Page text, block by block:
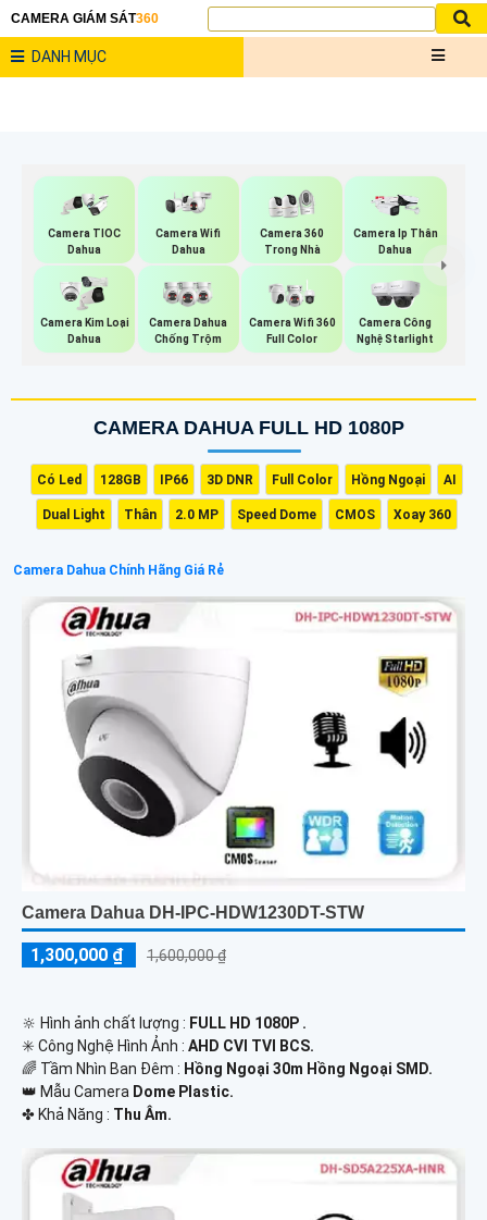
CAMERA GIÁM SÁT360
DANH MỤC
Camera TIOC
Dahua
Camera Wifi
Dahua
Camera 360
Trong Nhà
Camera Ip Thân
Dahua
Camera Kim Loại
Dahua
Camera Dahua
Chống Trộm
Camera Wifi 360
Full Color
Camera Công
Nghệ Starlight
CAMERA DAHUA FULL HD 1080P
Có Led 128GB IP66 3D DNR Full Color Hồng Ngoại AI
Dual Light Thân 2.0 MP Speed Dome CMOS Xoay 360
Camera Dahua Chính Hãng Giá Rẻ
Camera Dahua DH-IPC-HDW1230DT-STW
1,300,000 ₫ 1,600,000 ₫
🔆 Hình ảnh chất lượng : FULL HD 1080P .
✳️ Công Nghệ Hình Ảnh : AHD CVI TVI BCS.
🌈 Tầm Nhìn Ban Đêm : Hồng Ngoại 30m Hồng Ngoại SMD.
👑 Mẫu Camera Dome Plastic.
️✤ Khả Năng : Thu Âm.